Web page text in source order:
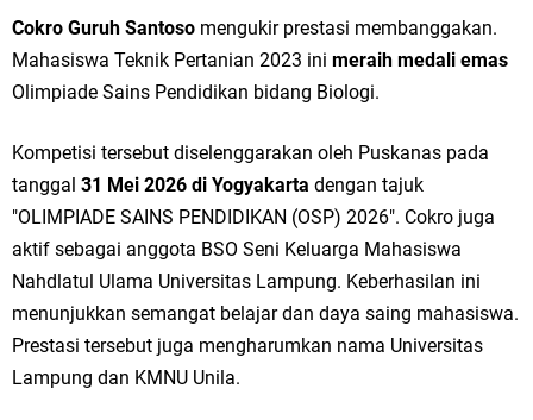
Cokro Guruh Santoso mengukir prestasi membanggakan.
Mahasiswa Teknik Pertanian 2023 ini meraih medali emas
Olimpiade Sains Pendidikan bidang Biologi.
Kompetisi tersebut diselenggarakan oleh Puskanas pada
tanggal 31 Mei 2026 di Yogyakarta dengan tajuk
"OLIMPIADE SAINS PENDIDIKAN (OSP) 2026". Cokro juga
aktif sebagai anggota BSO Seni Keluarga Mahasiswa
Nahdlatul Ulama Universitas Lampung. Keberhasilan ini
menunjukkan semangat belajar dan daya saing mahasiswa.
Prestasi tersebut juga mengharumkan nama Universitas
Lampung dan KMNU Unila.